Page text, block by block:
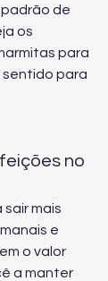
de
os
para
sentido para
no
mais
e
o valor
a manter